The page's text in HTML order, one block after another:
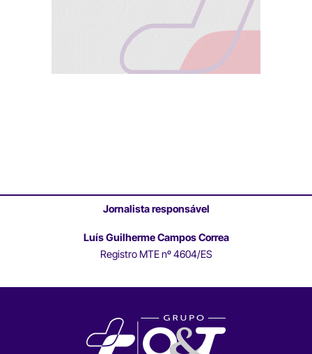
Jornalista responsável
Luís Guilherme Campos Correa
Registro MTE nº 4604/ES